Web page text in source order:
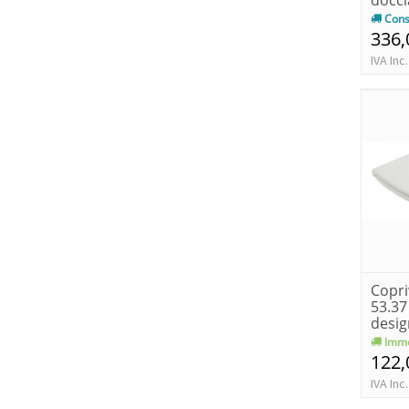
IVA Inc.
IVA Inc.